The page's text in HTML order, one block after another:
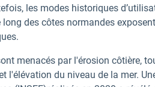
les modes historiques
des côtes normandes
menacés par l'érosion côtière,
du niveau de la mer.